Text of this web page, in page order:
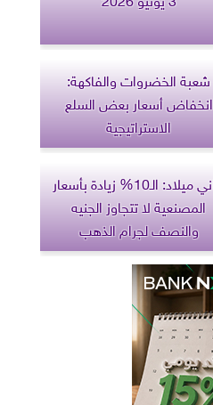
شعبة الخضروات والفاكهة:
انخفاض أسعار بعض السلع
الاستراتيجية
هاني ميلاد: الـ10% زيادة بأسعار
المصنعية لا تتجاوز الجنيه
والنصف لجرام الذهب